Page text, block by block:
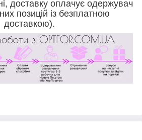
доставку оплачує одержувач
позицій із безплатною
доставкою).